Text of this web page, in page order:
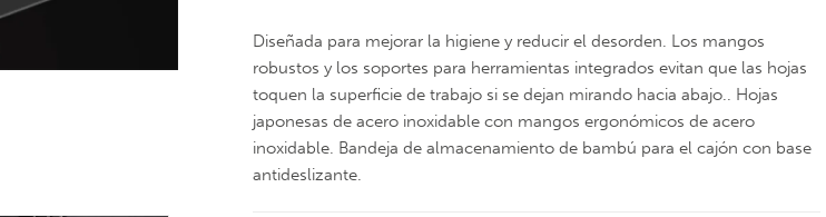
Diseñada para mejorar la higiene y reducir el desorden. Los mangos
robustos y los soportes para herramientas integrados evitan que las hojas
toquen la superficie de trabajo si se dejan mirando hacia abajo.. Hojas
japonesas de acero inoxidable con mangos ergonómicos de acero
inoxidable. Bandeja de almacenamiento de bambú para el cajón con base
antideslizante.